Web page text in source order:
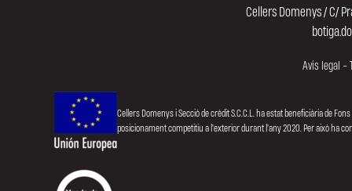
Cellers Domenys / C/
Avís legal -
Cellers Domenys i Secció de crèdit S.C.C.L. ha estat beneficiària de
posicionament competitiu a l'exterior durant l'any 2020. Per això ha